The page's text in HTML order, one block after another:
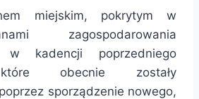
miejskim, pokrytym w
zagospodarowania
w kadencji poprzedniego
obecnie zostały
sporządzenie nowego,